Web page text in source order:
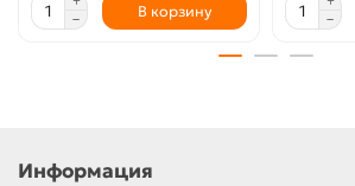
В корзину
Информация